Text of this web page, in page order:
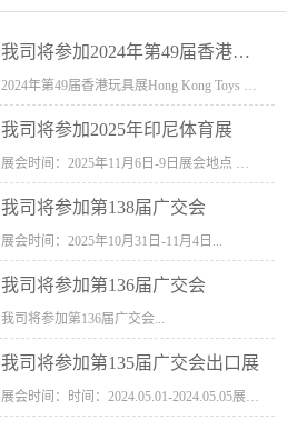
我司将参加2024年第49届香港玩具展Hong Kong Toys & Games Fair 欢迎新···
我司将参加2025年印尼体育展
我司将参加第138届广交会
展会时间：2025年10月31日-11月4日...
我司将参加第136届广交会
我司将参加第136届广交会...
我司将参加第135届广交会出口展
展会时间：时间：2024.05.01-2024.05.05展会地址：中国进出口商品交易会展馆福建康莱宝公司展位号12.1G37-38、H11-12，浙江康莱宝展位号17.1B23-24、C19-20...